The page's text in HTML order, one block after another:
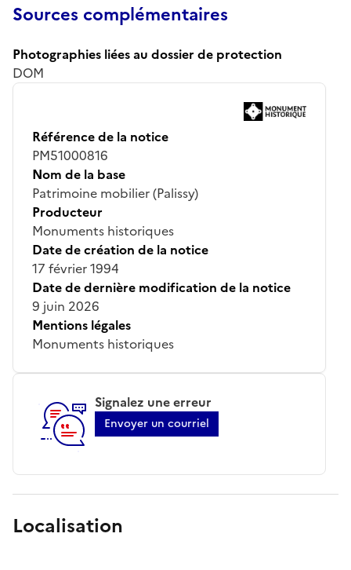
Sources complémentaires
Photographies liées au dossier de protection
DOM
Référence de la notice
PM51000816
Nom de la base
Patrimoine mobilier (Palissy)
Producteur
Monuments historiques
Date de création de la notice
17 février 1994
Date de dernière modification de la notice
9 juin 2026
Mentions légales
Monuments historiques
Signalez une erreur
Envoyer un courriel
Localisation